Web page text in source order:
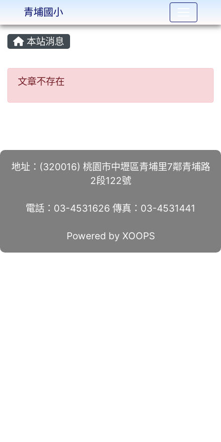
:::
本站消息
文章不存在
文章不存在
地址：(320016) 桃園市中壢區青埔里7鄰青埔路
2段122號
電話：03-4531626 傳真：03-4531441
Powered by XOOPS
青埔國小